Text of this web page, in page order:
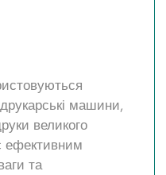
машини,
великого
ефективним
та